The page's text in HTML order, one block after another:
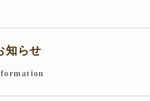
知らせ